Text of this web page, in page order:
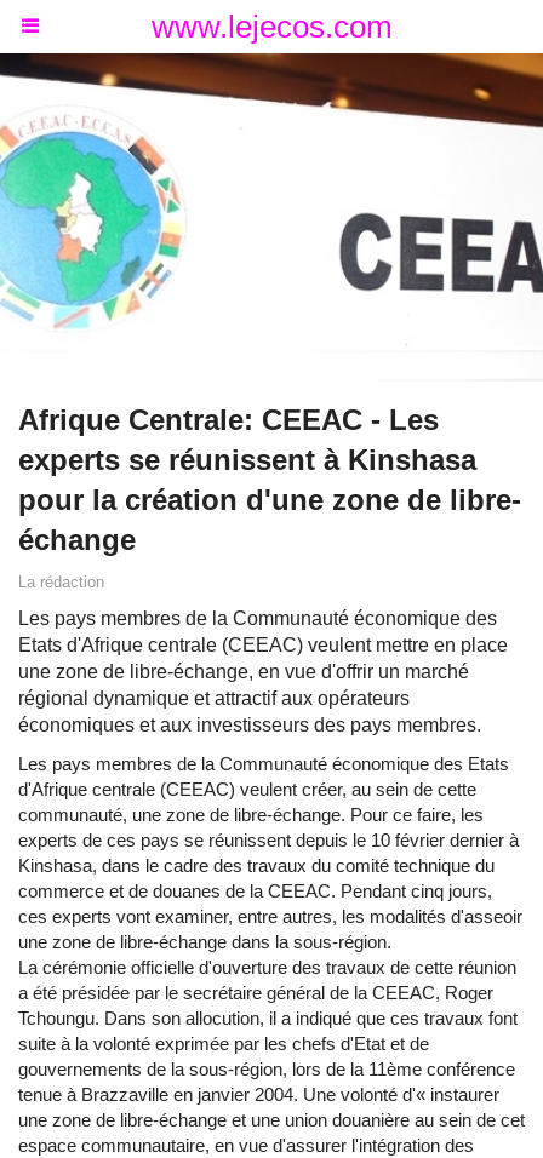
www.lejecos.com
Afrique Centrale: CEEAC - Les
experts se réunissent à Kinshasa
pour la création d'une zone de libre-
échange
La rédaction
Les pays membres de la Communauté économique des
Etats d'Afrique centrale (CEEAC) veulent mettre en place
une zone de libre-échange, en vue d'offrir un marché
régional dynamique et attractif aux opérateurs
économiques et aux investisseurs des pays membres.
Les pays membres de la Communauté économique des Etats
d'Afrique centrale (CEEAC) veulent créer, au sein de cette
communauté, une zone de libre-échange. Pour ce faire, les
experts de ces pays se réunissent depuis le 10 février dernier à
Kinshasa, dans le cadre des travaux du comité technique du
commerce et de douanes de la CEEAC. Pendant cinq jours,
ces experts vont examiner, entre autres, les modalités d'asseoir
une zone de libre-échange dans la sous-région.
La cérémonie officielle d'ouverture des travaux de cette réunion
a été présidée par le secrétaire général de la CEEAC, Roger
Tchoungu. Dans son allocution, il a indiqué que ces travaux font
suite à la volonté exprimée par les chefs d'Etat et de
gouvernements de la sous-région, lors de la 11ème conférence
tenue à Brazzaville en janvier 2004. Une volonté d'« instaurer
une zone de libre-échange et une union douanière au sein de cet
espace communautaire, en vue d'assurer l'intégration des